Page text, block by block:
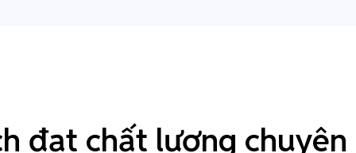
đạt chất lượng chuyên